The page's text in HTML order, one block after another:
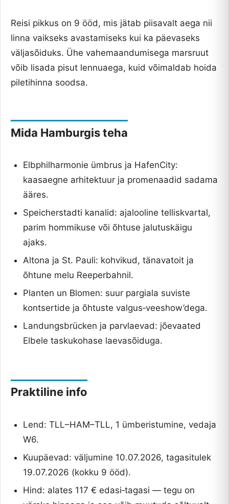
Reisi pikkus on 9 ööd, mis jätab piisavalt aega nii
linna vaikseks avastamiseks kui ka päevaseks
väljasõiduks. Ühe vahemaandumisega marsruut
võib lisada pisut lennuaega, kuid võimaldab hoida
piletihinna soodsa.
Mida Hamburgis teha
Elbphilharmonie ümbrus ja HafenCity:
kaasaegne arhitektuur ja promenaadid sadama
ääres.
Speicherstadti kanalid: ajalooline telliskvartal,
parim hommikuse või õhtuse jalutuskäigu
ajaks.
Altona ja St. Pauli: kohvikud, tänavatoit ja
õhtune melu Reeperbahnil.
Planten un Blomen: suur pargiala suviste
kontsertide ja õhtuste valgus‑veeshow’dega.
Landungsbrücken ja parvlaevad: jõevaated
Elbele taskukohase laevasõiduga.
Praktiline info
Lend: TLL–HAM–TLL, 1 ümberistumine, vedaja
W6.
Kuupäevad: väljumine 10.07.2026, tagasitulek
19.07.2026 (kokku 9 ööd).
Hind: alates 117 € edasi‑tagasi — tegu on